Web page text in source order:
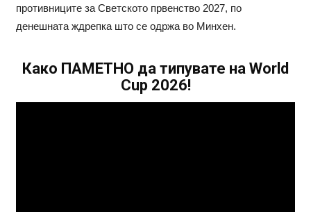
противниците за Светското првенство 2027, по
денешната ждрепка што се одржа во Минхен.
Како ПАМЕТНО да типувате на World
Cup 2026!